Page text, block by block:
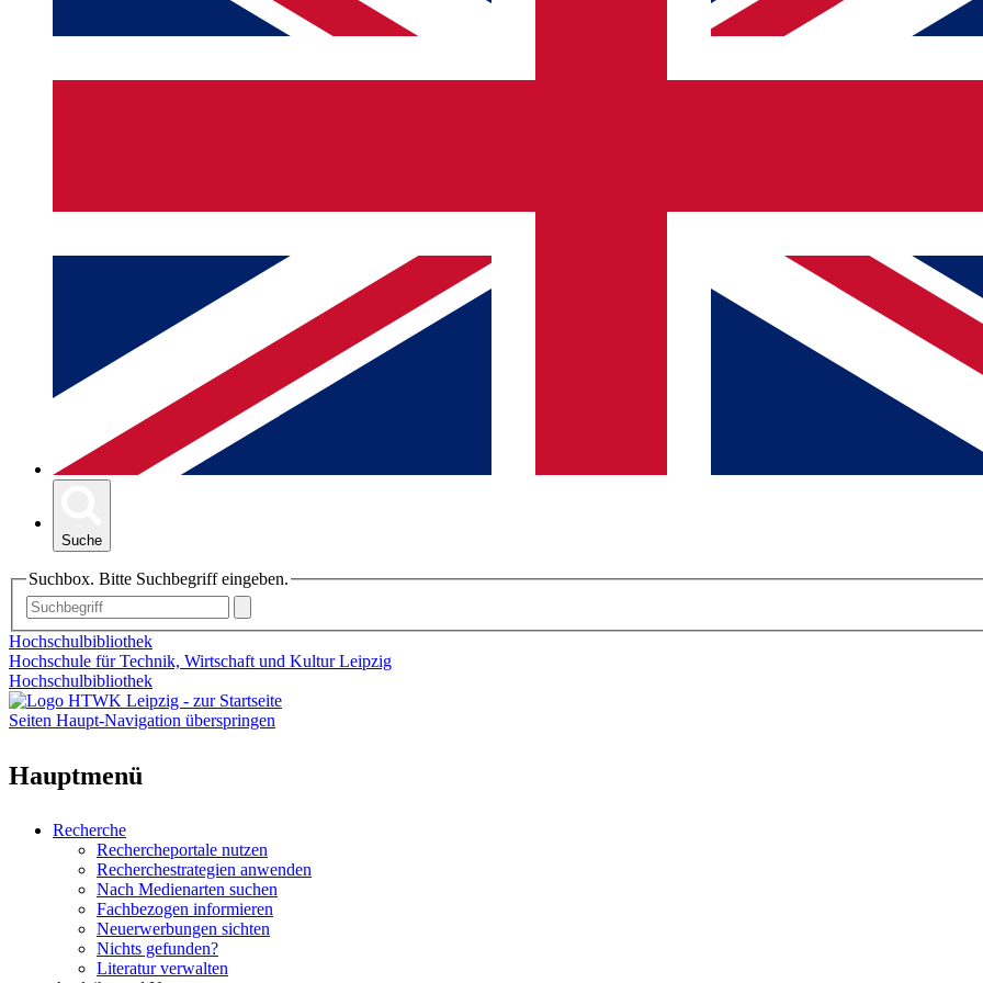
Suche
Suchbox. Bitte Suchbegriff eingeben.
Hochschulbibliothek
Hochschule für Technik, Wirtschaft und Kultur Leipzig
Hochschulbibliothek
Seiten Haupt-Navigation überspringen
Hauptmenü
Recherche
Rechercheportale nutzen
Recherchestrategien anwenden
Nach Medienarten suchen
Fachbezogen informieren
Neuerwerbungen sichten
Nichts gefunden?
Literatur verwalten